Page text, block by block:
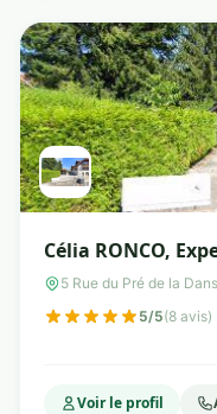
Célia RONCO,
Chrononutrition®
5 Rue du Pré de la
5/5(8 avis)
Voir le profil